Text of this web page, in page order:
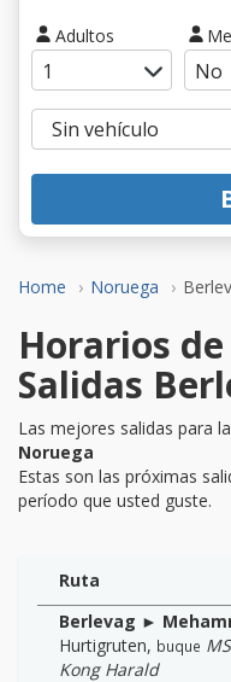
Home Noruega
Adultos
Horarios
Salidas
Las mejores salidas para
Noruega
Estas son las próximas
período que usted guste.
Ruta
Berlevag ►
Hurtigruten, buque MS
Kong Harald